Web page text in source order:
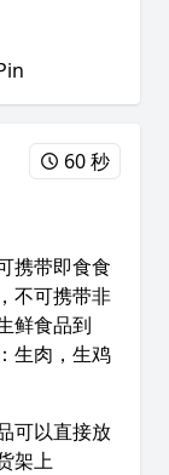
60 秒
携带即食食
不可携带非
鲜食品到
生肉，生鸡
可以直接放
架上